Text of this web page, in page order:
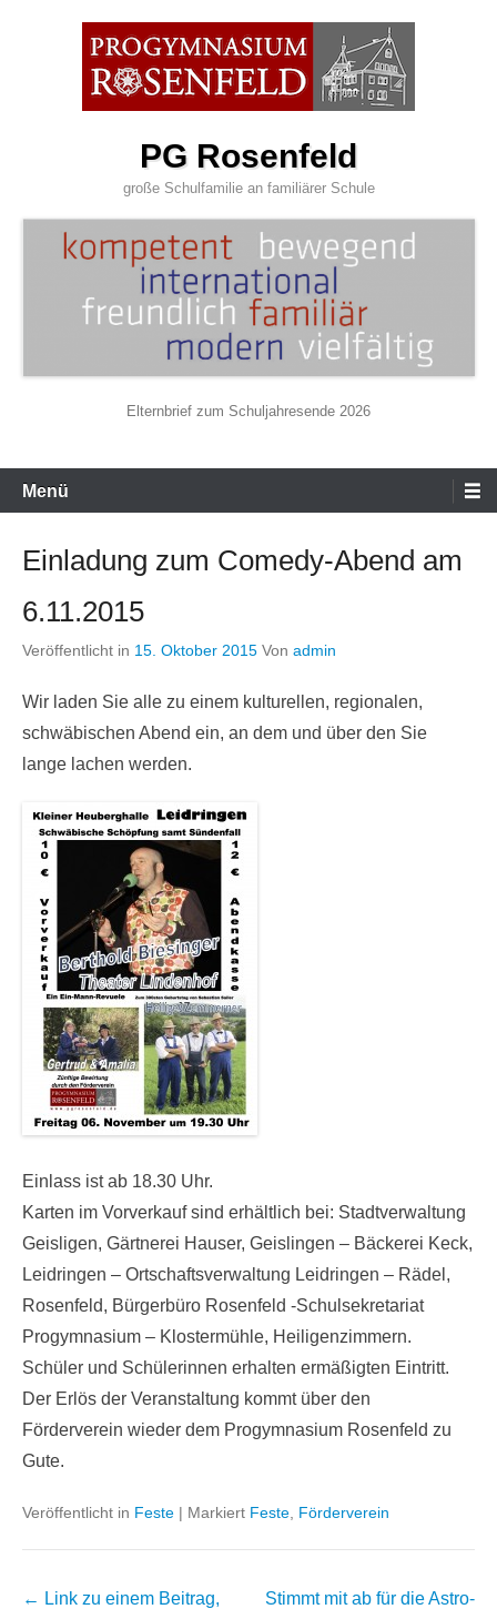
PG Rosenfeld
große Schulfamilie an familiärer Schule
Elternbrief zum Schuljahresende 2026
Primäres
Menü
Menü
Einladung zum Comedy-Abend am
6.11.2015
Veröffentlicht in 15. Oktober 2015 Von admin
Wir laden Sie alle zu einem kulturellen, regionalen,
schwäbischen Abend ein, an dem und über den Sie
lange lachen werden.
Einlass ist ab 18.30 Uhr.
Karten im Vorverkauf sind erhältlich bei: Stadtverwaltung
Geisligen, Gärtnerei Hauser, Geislingen – Bäckerei Keck,
Leidringen – Ortschaftsverwaltung Leidringen – Rädel,
Rosenfeld, Bürgerbüro Rosenfeld -Schulsekretariat
Progymnasium – Klostermühle, Heiligenzimmern.
Schüler und Schülerinnen erhalten ermäßigten Eintritt.
Der Erlös der Veranstaltung kommt über den
Förderverein wieder dem Progymnasium Rosenfeld zu
Gute.
Veröffentlicht in Feste | Markiert Feste Förderverein
Beitrags
← Link zu einem Beitrag,
Stimmt mit ab für die Astro-